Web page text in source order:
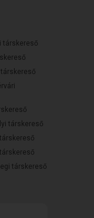
társkereső
társkereső
társkereső